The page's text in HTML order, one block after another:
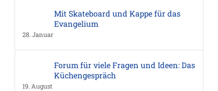
Mit Skateboard und Kappe für das
Evangelium
28. Januar
Forum für viele Fragen und Ideen: Das
Küchengespräch
19. August